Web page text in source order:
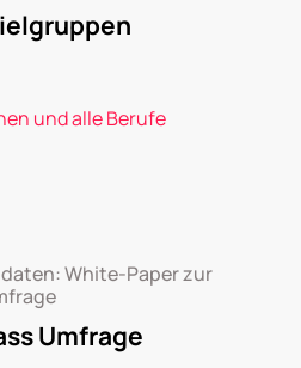
und alle Berufe
White-Paper zur
Umfrage